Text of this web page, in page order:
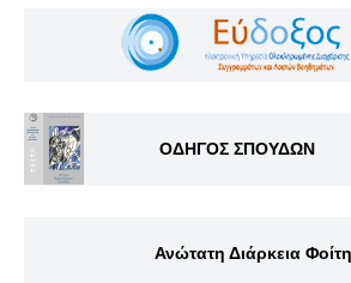
ΟΔΗΓΟΣ ΣΠΟΥΔΩΝ
Ανώτατη Διάρκεια